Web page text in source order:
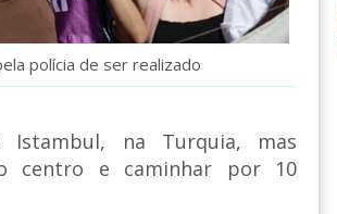
polícia de ser realizado
na Turquia, mas
centro e caminhar por 10